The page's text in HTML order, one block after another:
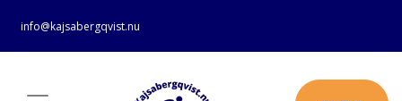
info@kajsabergqvist.nu